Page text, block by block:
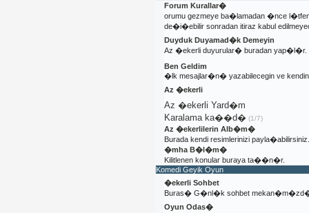
Forum Kurallar�
orumu gezmeye ba�lamadan �nce
de�i�ebilir sonradan itiraz kabul
Duyduk Duyamad�k Demeyin
Az �ekerli duyurular� buradan yap�l�r.
Ben Geldim
�lk mesajlar�n� yazabilecegin ve
Az �ekerli
Az �ekerli Yard�m
Karalama ka��d�(1/7)
Az �ekerlilerin Alb�m�
Burada kendi resimlerinizi payla�abilirsiniz.
�mha B�l�m�
Kilitlenen konular buraya ta��n�r.
Komedi Geyik Oyun
�ekerli Sohbet
Buras� G�nl�k sohbet
Oyun Odas�